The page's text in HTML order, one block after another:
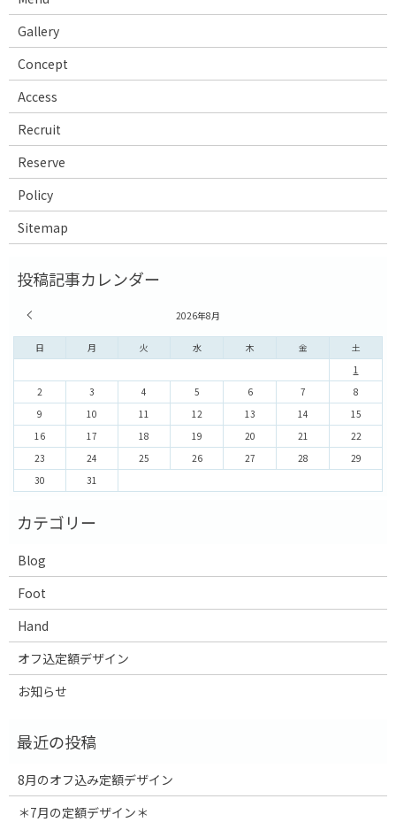
Gallery
Concept
Access
Recruit
Reserve
Policy
Sitemap
2026年8月
日 月 火 水 木 金 土
1
2
3 4 5 6 7
8
9
10 11 12 13 14
15
16
17 18 19 20 21
22
23
24 25 26 27 28
29
30
31
Blog
Foot
Hand
オフ込定額デザイン
お知らせ
8月のオフ込み定額デザイン
＊7月の定額デザイン＊